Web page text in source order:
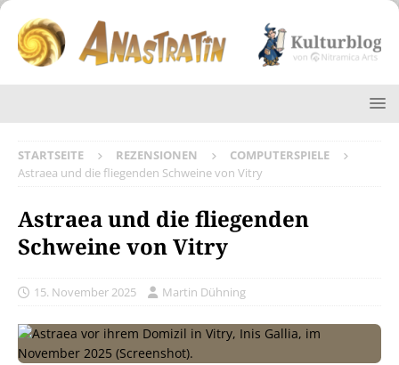
STARTSEITE REZENSIONEN
COMPUTERSPIELE
Astraea und die fliegenden Schweine von Vitry
Astraea und die fliegenden
Schweine von Vitry
15. November 2025 Martin Dühning